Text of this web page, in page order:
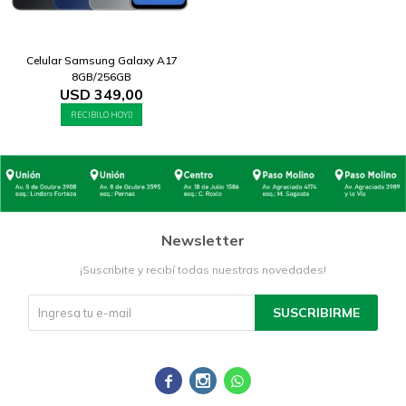
Celular Samsung Galaxy A17
8GB/256GB
USD 349,00
RECIBILO HOY
Newsletter
¡Suscribite y recibí todas nuestras novedades!
SUSCRIBIRME
  